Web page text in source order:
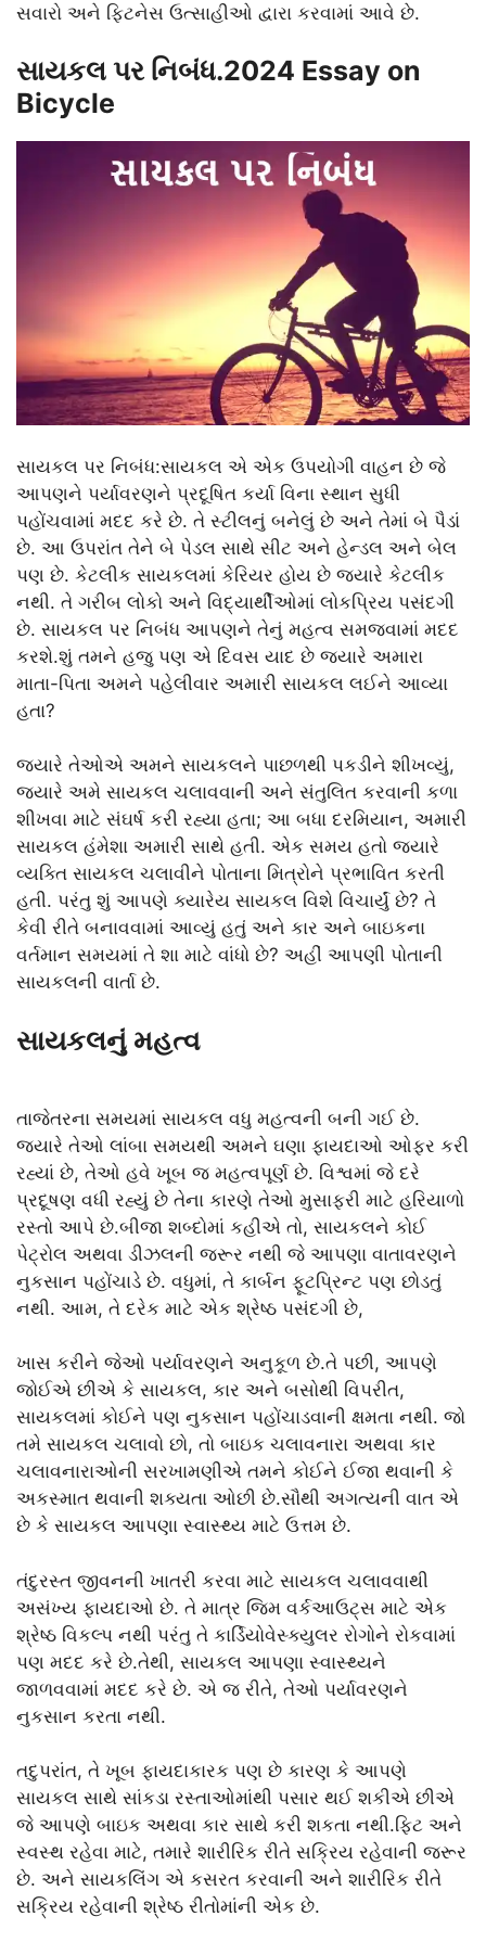
સવારો અને ફિટનેસ ઉત્સાહીઓ દ્વારા કરવામાં આવે છે.
સાયકલ પર નિબંધ.2024 Essay on
Bicycle
સાયકલ પર નિબંધ:સાયકલ એ એક ઉપયોગી વાહન છે જે
આપણને પર્યાવરણને પ્રદૂષિત કર્યા વિના સ્થાન સુધી
પહોંચવામાં મદદ કરે છે. તે સ્ટીલનું બનેલું છે અને તેમાં બે પૈડાં
છે. આ ઉપરાંત તેને બે પેડલ સાથે સીટ અને હેન્ડલ અને બેલ
પણ છે. કેટલીક સાયકલમાં કેરિયર હોય છે જ્યારે કેટલીક
નથી. તે ગરીબ લોકો અને વિદ્યાર્થીઓમાં લોકપ્રિય પસંદગી
છે. સાયકલ પર નિબંધ આપણને તેનું મહત્વ સમજવામાં મદદ
કરશે.શું તમને હજુ પણ એ દિવસ યાદ છે જ્યારે અમારા
માતા-પિતા અમને પહેલીવાર અમારી સાયકલ લઈને આવ્યા
હતા?
જ્યારે તેઓએ અમને સાયકલને પાછળથી પકડીને શીખવ્યું,
જ્યારે અમે સાયકલ ચલાવવાની અને સંતુલિત કરવાની કળા
શીખવા માટે સંઘર્ષ કરી રહ્યા હતા; આ બધા દરમિયાન, અમારી
સાયકલ હંમેશા અમારી સાથે હતી. એક સમય હતો જ્યારે
વ્યક્તિ સાયકલ ચલાવીને પોતાના મિત્રોને પ્રભાવિત કરતી
હતી. પરંતુ શું આપણે ક્યારેય સાયકલ વિશે વિચાર્યું છે? તે
કેવી રીતે બનાવવામાં આવ્યું હતું અને કાર અને બાઇકના
વર્તમાન સમયમાં તે શા માટે વાંધો છે? અહીં આપણી પોતાની
સાયકલની વાર્તા છે.
સાયકલનું મહત્વ
તાજેતરના સમયમાં સાયકલ વધુ મહત્વની બની ગઈ છે.
જ્યારે તેઓ લાંબા સમયથી અમને ઘણા ફાયદાઓ ઓફર કરી
રહ્યાં છે, તેઓ હવે ખૂબ જ મહત્વપૂર્ણ છે. વિશ્વમાં જે દરે
પ્રદૂષણ વધી રહ્યું છે તેના કારણે તેઓ મુસાફરી માટે હરિયાળો
રસ્તો આપે છે.બીજા શબ્દોમાં કહીએ તો, સાયકલને કોઈ
પેટ્રોલ અથવા ડીઝલની જરૂર નથી જે આપણા વાતાવરણને
નુકસાન પહોંચાડે છે. વધુમાં, તે કાર્બન ફૂટપ્રિન્ટ પણ છોડતું
નથી. આમ, તે દરેક માટે એક શ્રેષ્ઠ પસંદગી છે,
ખાસ કરીને જેઓ પર્યાવરણને અનુકૂળ છે.તે પછી, આપણે
જોઈએ છીએ કે સાયકલ, કાર અને બસોથી વિપરીત,
સાયકલમાં કોઈને પણ નુકસાન પહોંચાડવાની ક્ષમતા નથી. જો
તમે સાયકલ ચલાવો છો, તો બાઇક ચલાવનારા અથવા કાર
ચલાવનારાઓની સરખામણીએ તમને કોઈને ઈજા થવાની કે
અકસ્માત થવાની શક્યતા ઓછી છે.સૌથી અગત્યની વાત એ
છે કે સાયકલ આપણા સ્વાસ્થ્ય માટે ઉત્તમ છે.
તંદુરસ્ત જીવનની ખાતરી કરવા માટે સાયકલ ચલાવવાથી
અસંખ્ય ફાયદાઓ છે. તે માત્ર જિમ વર્કઆઉટ્સ માટે એક
શ્રેષ્ઠ વિકલ્પ નથી પરંતુ તે કાર્ડિયોવેસ્ક્યુલર રોગોને રોકવામાં
પણ મદદ કરે છે.તેથી, સાયકલ આપણા સ્વાસ્થ્યને
જાળવવામાં મદદ કરે છે. એ જ રીતે, તેઓ પર્યાવરણને
નુકસાન કરતા નથી.
તદુપરાંત, તે ખૂબ ફાયદાકારક પણ છે કારણ કે આપણે
સાયકલ સાથે સાંકડા રસ્તાઓમાંથી પસાર થઈ શકીએ છીએ
જે આપણે બાઇક અથવા કાર સાથે કરી શકતા નથી.ફિટ અને
સ્વસ્થ રહેવા માટે, તમારે શારીરિક રીતે સક્રિય રહેવાની જરૂર
છે. અને સાયકલિંગ એ કસરત કરવાની અને શારીરિક રીતે
સક્રિય રહેવાની શ્રેષ્ઠ રીતોમાંની એક છે.